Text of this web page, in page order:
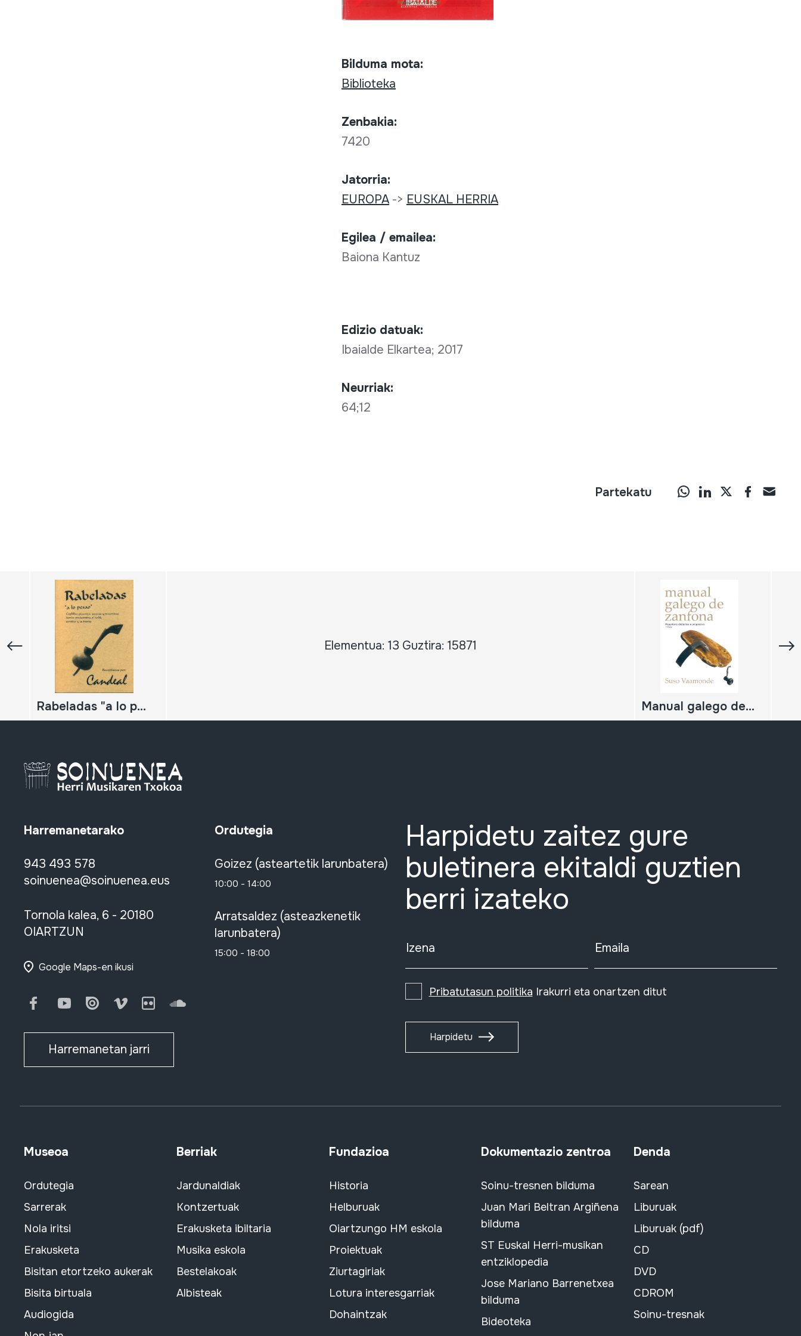
Bilduma mota:
Biblioteka
Zenbakia:
7420
Jatorria:
EUROPA-> EUSKAL HERRIA
Egilea / emailea:
Baiona Kantuz
Edizio datuak:
Ibaialde Elkartea; 2017
Neurriak:
64;12
Partekatu
Elementua: 13 Guztira: 15871
Rabeladas "a lo pesao". Coplillas picantes, jocosas y divertidas donde predomina el doble sentido y la ironía Manual galego de zanfona. Repertorio didáctico e progresivo. 1ª parte
Harremanetarako
943 493 578
soinuenea@soinuenea.eus
Tornola kalea, 6 - 20180
OIARTZUN
Google Maps-en ikusi
FacebookYoutubeIssuu Vimeo FlickrSoundCloud
Harremanetan jarri
Ordutegia
Goizez (asteartetik larunbatera)
10:00 - 14:00
Arratsaldez (asteazkenetik
larunbatera)
15:00 - 18:00
Harpidetu zaitez gure
buletinera ekitaldi guztien
berri izateko
Izena Emaila
Pribatutasun politika Irakurri eta onartzen ditut
Harpidetu
Museoa
Ordutegia
Sarrerak
Nola iritsi
Erakusketa
Bisitan etortzeko aukerak
Bisita birtuala
Audiogida
Berriak
Jardunaldiak
Kontzertuak
Erakusketa ibiltaria
Musika eskola
Bestelakoak
Albisteak
Fundazioa
Historia
Helburuak
Oiartzungo HM eskola
Proiektuak
Ziurtagiriak
Lotura interesgarriak
Dohaintzak
Dokumentazio zentroa
Soinu-tresnen bilduma
Juan Mari Beltran Argiñena
bilduma
ST Euskal Herri-musikan
entziklopedia
Jose Mariano Barrenetxea
bilduma
Bideoteka
Denda
Sarean
Liburuak
Liburuak (pdf)
CD
DVD
CDROM
Soinu-tresnak